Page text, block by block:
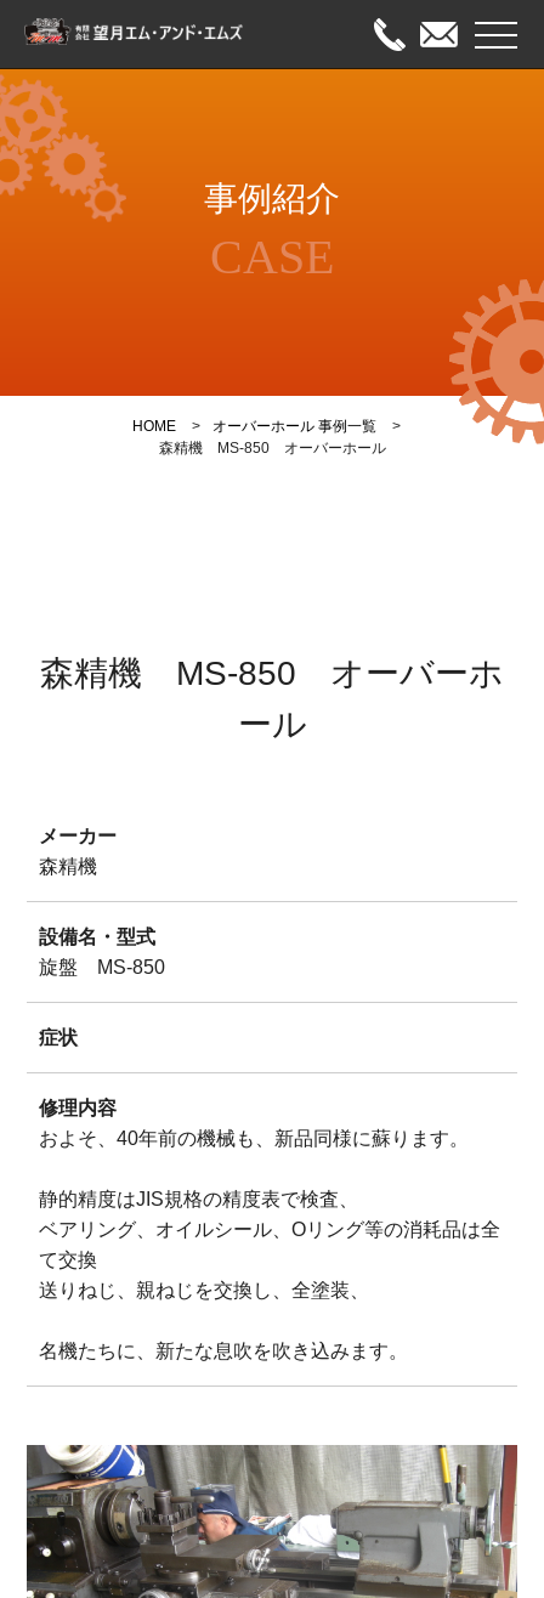
メニ
HOME
出張修理
オーバーホール
事例紹介
事例紹介
CASE
HOME
オーバーホール 事例一覧
森精機 MS-850 オーバーホール
森精機 MS-850 オーバーホ
ール
メーカー
森精機
設備名・型式
旋盤 MS-850
症状
修理内容
およそ、40年前の機械も、新品同様に蘇ります。
静的精度はJIS規格の精度表で検査、
ベアリング、オイルシール、Oリング等の消耗品は全
て交換
送りねじ、親ねじを交換し、全塗装、
名機たちに、新たな息吹を吹き込みます。